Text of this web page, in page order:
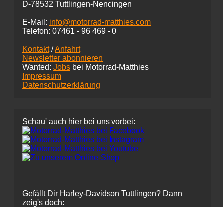
D-78532 Tuttlingen-Nendingen
E-Mail: info@motorrad-matthies.com
Telefon: 07461 - 96 469 - 0
Kontakt/Anfahrt
Newsletter abonnieren
Wanted: Jobs bei Motorrad-Matthies
Impressum
Datenschutzerklärung
Schau' auch hier bei uns vorbei:
Gefällt Dir Harley-Davidson Tuttlingen? Dann
zeig's doch: